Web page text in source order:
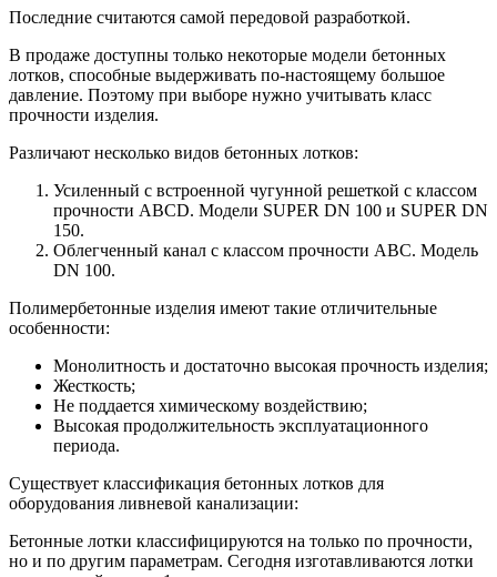
Последние считаются самой передовой разработкой.
В продаже доступны только некоторые модели бетонных
лотков, способные выдерживать по-настоящему большое
давление. Поэтому при выборе нужно учитывать класс
прочности изделия.
Различают несколько видов бетонных лотков:
Усиленный с встроенной чугунной решеткой с классом
прочности ABCD. Модели SUPER DN 100 и SUPER DN
150.
Облегченный канал с классом прочности ABC. Модель
DN 100.
Полимербетонные изделия имеют такие отличительные
особенности:
Монолитность и достаточно высокая прочность изделия;
Жесткость;
Не поддается химическому воздействию;
Высокая продолжительность эксплуатационного
периода.
Существует классификация бетонных лотков для
оборудования ливневой канализации:
Бетонные лотки классифицируются на только по прочности,
но и по другим параметрам. Сегодня изготавливаются лотки